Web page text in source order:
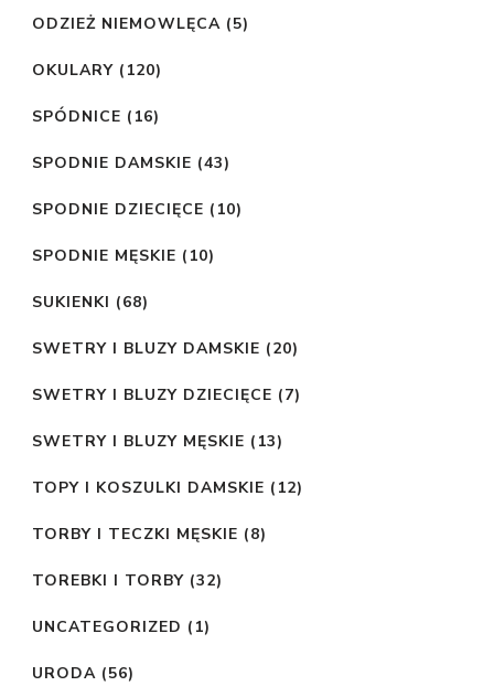
ODZIEŻ NIEMOWLĘCA (5)
OKULARY (120)
SPÓDNICE (16)
SPODNIE DAMSKIE (43)
SPODNIE DZIECIĘCE (10)
SPODNIE MĘSKIE (10)
SUKIENKI (68)
SWETRY I BLUZY DAMSKIE (20)
SWETRY I BLUZY DZIECIĘCE (7)
SWETRY I BLUZY MĘSKIE (13)
TOPY I KOSZULKI DAMSKIE (12)
TORBY I TECZKI MĘSKIE (8)
TOREBKI I TORBY (32)
UNCATEGORIZED (1)
URODA (56)